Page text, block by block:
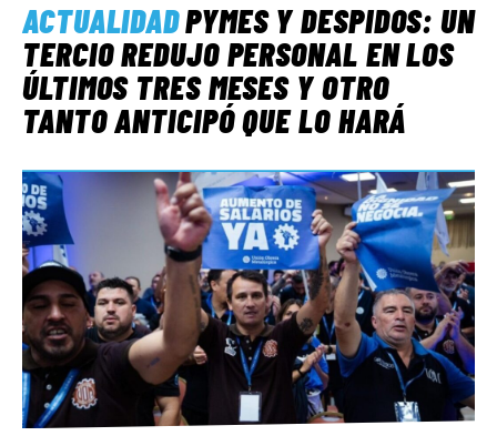
ACTUALIDADPYMES Y DESPIDOS: UN
TERCIO REDUJO PERSONAL EN LOS
ÚLTIMOS TRES MESES Y OTRO
TANTO ANTICIPÓ QUE LO HARÁ